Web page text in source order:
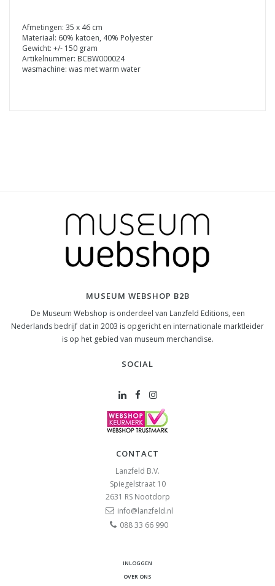
Afmetingen: 35 x 46 cm
Materiaal: 60% katoen, 40% Polyester
Gewicht: +/- 150 gram
Artikelnummer: BCBW000024
wasmachine: was met warm water
MUSEUM WEBSHOP B2B
De Museum Webshop is onderdeel van Lanzfeld Editions, een
Nederlands bedrijf dat in 2003 is opgericht en internationale marktleider
is op het gebied van museum merchandise.
SOCIAL
CONTACT
Lanzfeld B.V.
Spiegelstraat 10
2631 RS Nootdorp
info@lanzfeld.nl
088 33 66 990
INLOGGEN
OVER ONS